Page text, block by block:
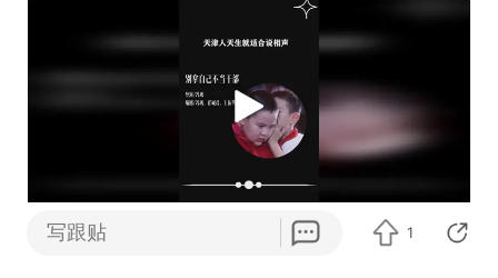
世界看剧 1跟贴
写跟贴 1